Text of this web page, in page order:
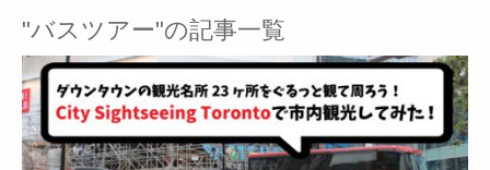
"バスツアー"の記事一覧